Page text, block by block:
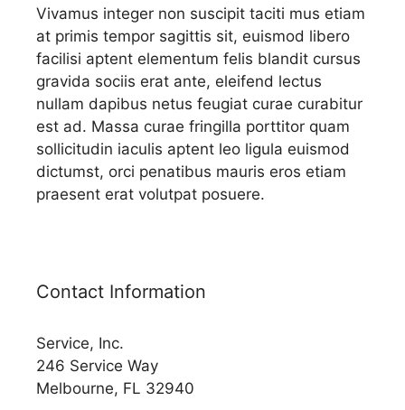
Vivamus integer non suscipit taciti mus etiam
at primis tempor sagittis sit, euismod libero
facilisi aptent elementum felis blandit cursus
gravida sociis erat ante, eleifend lectus
nullam dapibus netus feugiat curae curabitur
est ad. Massa curae fringilla porttitor quam
sollicitudin iaculis aptent leo ligula euismod
dictumst, orci penatibus mauris eros etiam
praesent erat volutpat posuere.
Contact Information
Service, Inc.
246 Service Way
Melbourne, FL 32940